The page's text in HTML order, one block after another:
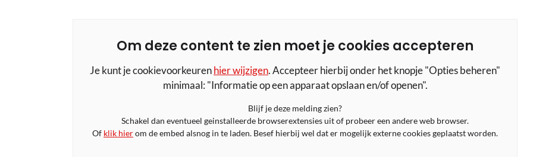
Om deze content te zien moet je cookies accepteren
Je kunt je cookievoorkeurenhier wijzigen. Accepteer hierbij onder het knopje "Opties beheren"
minimaal: "Informatie op een apparaat opslaan en/of openen".
Blijf je deze melding zien?
Schakel dan eventueel geinstalleerde browserextensies uit of probeer een andere web browser.
Of klik hierom de embed alsnog in te laden. Besef hierbij wel dat er mogelijk externe cookies geplaatst worden.